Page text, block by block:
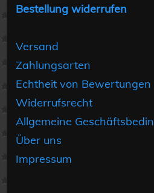
Bestellung widerrufen
Versand
Zahlungsarten
Echtheit von Bewertungen
Widerrufsrecht
Allgemeine
Über uns
Impressum